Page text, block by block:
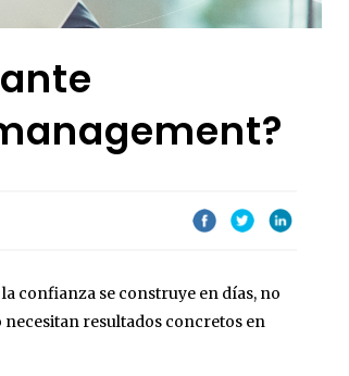
confianza se construye en días, no
resultados concretos en